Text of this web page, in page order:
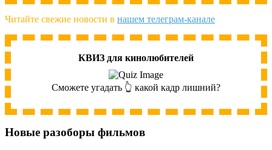
Читайте свежие новости в нашем телеграм-канале
КВИЗ для кинолюбителей
Сможете угадать 👆 какой кадр лишний?
Новые разоборы фильмов